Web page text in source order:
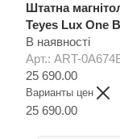
Штатна
Teyes Lux One
В наявності
Арт.: ART-
25 690.00
Варианты цен
25 690.00